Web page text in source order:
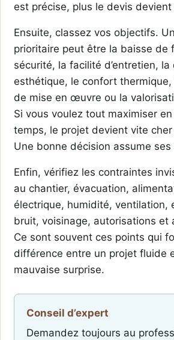
est précise, plus le devis
Ensuite, classez vos objectifs.
prioritaire peut être la baisse de
sécurité, la facilité d’entretien, la
esthétique, le confort
de mise en œuvre ou la
Si vous voulez tout maximiser
temps, le projet devient vite
Une bonne décision assume ses
Enfin, vérifiez les contraintes
au chantier, évacuation,
électrique, humidité, ventilation,
bruit, voisinage, autorisations et
Ce sont souvent ces points qui
différence entre un projet fluide
mauvaise surprise.
Conseil d’expert
Demandez toujours au